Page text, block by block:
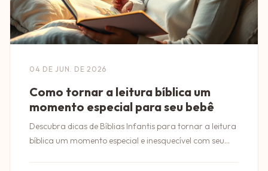
04 DE JUN. DE 2026
Como tornar a leitura bíblica um
momento especial para seu bebê
Descubra dicas de Bíblias Infantis para tornar a leitura
bíblica um momento especial e inesquecível com seu